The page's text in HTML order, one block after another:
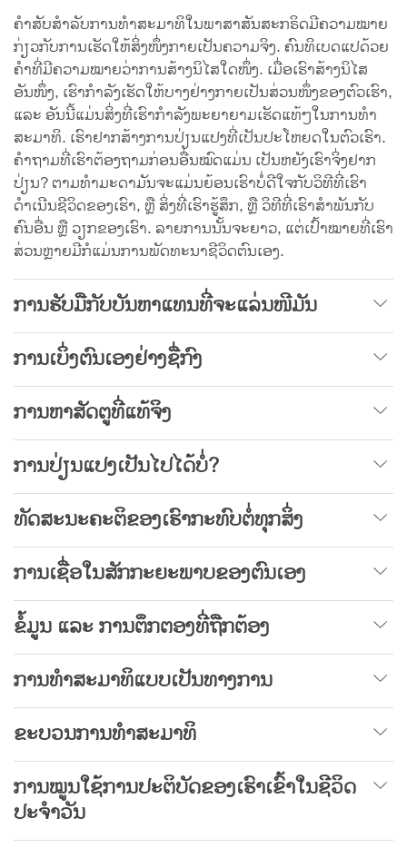
ຄໍາສັບສຳລັບການທຳສະມາທິໃນພາສາສັນສະກຣິດມີຄວາມໝາຍ
ກ່ຽວກັບການເຮັດໃຫ້ສິ່ງໜຶ່ງກາຍເປັນຄວາມຈິງ. ຄົນທິເບດແປດ້ວຍ
ຄຳທີ່ມີຄວາມໝາຍວ່າການສ້າງນິໄສໃດໜຶ່ງ. ເມື່ອເຮົາສ້າງນິໄສ
ອັນໜຶ່ງ, ເຮົາກຳລັງເຮັດໃຫ້ບາງຢ່າງກາຍເປັນສ່ວນໜຶ່ງຂອງຕົວເຮົາ,
ແລະ ອັນນີ້ແມ່ນສິ່ງທີ່ເຮົາກຳລັງພະຍາຍາມເຮັດແທ້ໆໃນການທຳ
ສະມາທິ. ເຮົາຢາກສ້າງການປ່ຽນແປງທີ່ເປັນປະໂຫຍດໃນຕົວເຮົາ.
ຄຳຖາມທີ່ເຮົາຕ້ອງຖາມກ່ອນອື່ນໝົດແມ່ນ ເປັນຫຍັງເຮົາຈິ່ງຢາກ
ປ່ຽນ? ຕາມທຳມະດາມັນຈະແມ່ນຍ້ອນເຮົາບໍ່ດີໃຈກັບວິທີທີ່ເຮົາ
ດຳເນີນຊີວິດຂອງເຮົາ, ຫຼື ສິ່ງທີ່ເຮົາຮູ້ສຶກ, ຫຼື ວິທີທີ່ເຮົາສຳພັນກັບ
ຄົນອື່ນ ຫຼື ວຽກຂອງເຮົາ. ລາຍການນັ້ນຈະຍາວ, ແຕ່ເປົ້າໝາຍທີ່ເຮົາ
ສ່ວນຫຼາຍມີກໍແມ່ນການພັດທະນາຊີວິດຕົນເອງ.
ການຮັບມືກັບບັນຫາແທນທີ່ຈະແລ່ນໜີມັນ
ການເບິ່ງຕົນເອງຢ່າງຊື່ກົງ
ການຫາສັດຕູທີ່ແທ້ຈິງ
ການປ່ຽນແປງເປັນໄປໄດ້ບໍ່?
ທັດສະນະຄະຕິຂອງເຮົາກະທົບຕໍ່ທຸກສິ່ງ
ການເຊື່ອໃນສັກກະຍະພາບຂອງຕົນເອງ
ຂໍ້ມູນ ແລະ ການຕຶກຕອງທີ່ຖືກຕ້ອງ
ການທຳສະມາທິແບບເປັນທາງການ
ຂະບວນການທຳສະມາທິ
ການໝູນໃຊ້ການປະຕິບັດຂອງເຮົາເຂົ້າໃນຊີວິດ
ປະຈຳວັນ